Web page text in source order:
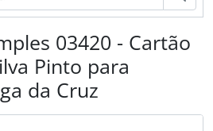
03420 - Cartão
Pinto para
da Cruz